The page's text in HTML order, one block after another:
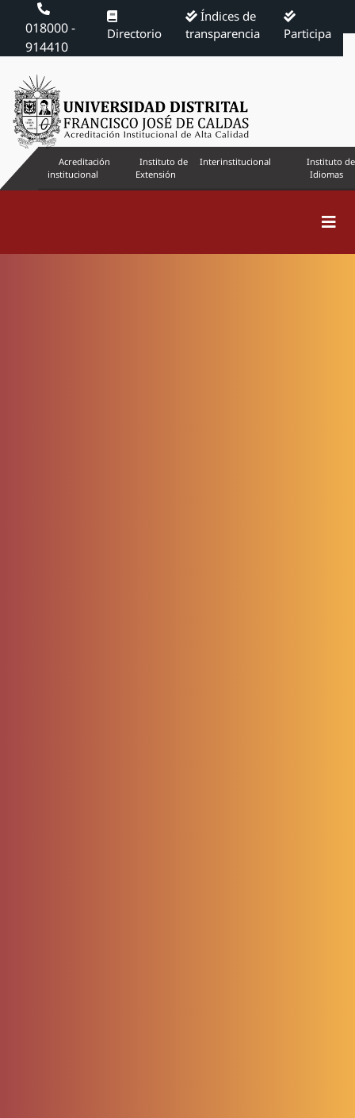
018000 -
914410
Directorio
Índices de
transparencia
Participa
Acreditación
institucional
Instituto de
Extensión
Interinstitucional
Instituto de
Idiomas